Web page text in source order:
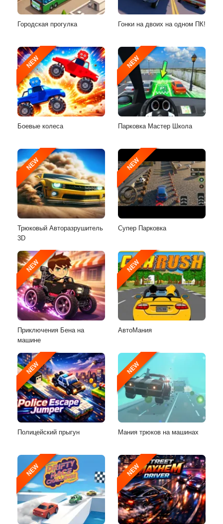
Городская прогулка Гонки на двоих на одном ПК!
NEW
Боевые колеса
NEW
Парковка Мастер Школа
NEW
Трюковый Авторазрушитель
3D
NEW
Супер Парковка
NEW
Приключения Бена на
машине
NEW
АвтоМания
NEW
Полицейский прыгун
NEW
Мания трюков на машинах
NEW NEW